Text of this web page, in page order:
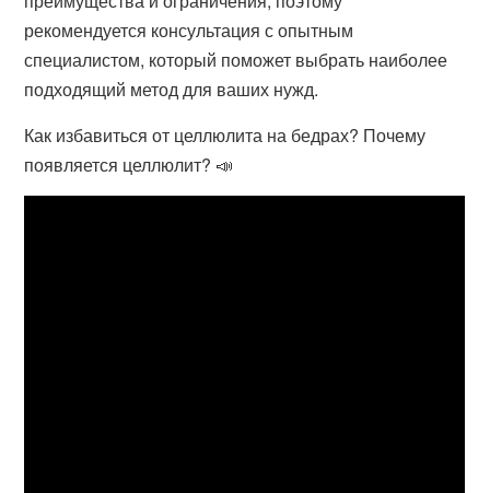
рекомендуется консультация с опытным
специалистом, который поможет выбрать наиболее
подходящий метод для ваших нужд.
Как избавиться от целлюлита на бедрах? Почему
появляется целлюлит? 📣